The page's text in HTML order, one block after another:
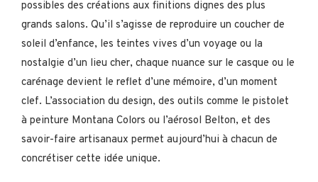
possibles des créations aux finitions dignes des plus
grands salons. Qu’il s’agisse de reproduire un coucher de
soleil d’enfance, les teintes vives d’un voyage ou la
nostalgie d’un lieu cher, chaque nuance sur le casque ou le
carénage devient le reflet d’une mémoire, d’un moment
clef. L’association du design, des outils comme le pistolet
à peinture Montana Colors ou l’aérosol Belton, et des
savoir-faire artisanaux permet aujourd’hui à chacun de
concrétiser cette idée unique.